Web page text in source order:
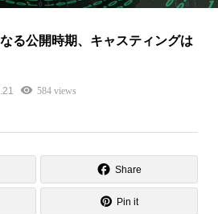
る公開時期、キャスティングは
584 views
Share
Pin it